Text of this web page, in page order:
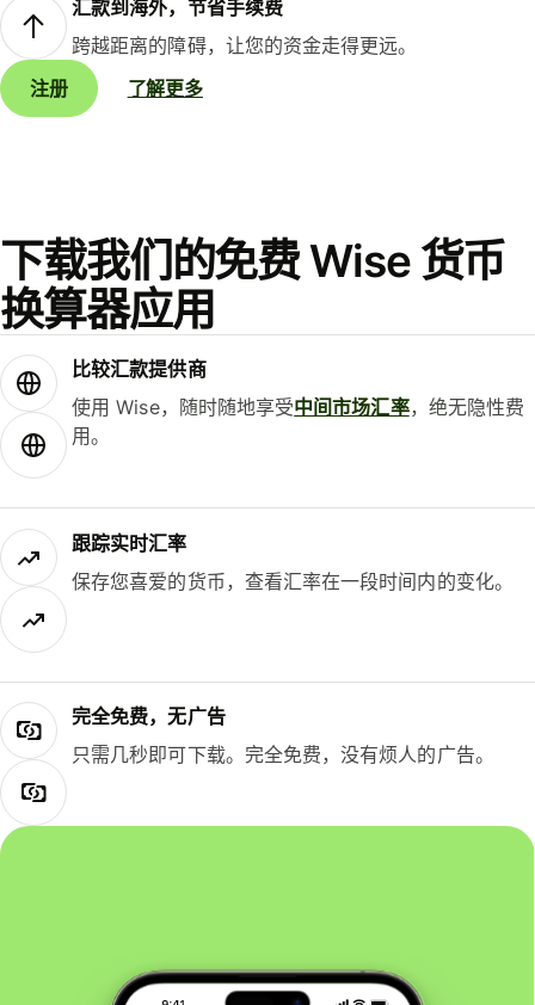
汇款到海外，节省手续费
跨越距离的障碍，让您的资金走得更远。
注册
了解更多
下载我们的免费 Wise 货币
换算器应用
比较汇款提供商
使用 Wise，随时随地享受中间市场汇率，绝无隐性费
用。
跟踪实时汇率
保存您喜爱的货币，查看汇率在一段时间内的变化。
完全免费，无广告
只需几秒即可下载。完全免费，没有烦人的广告。